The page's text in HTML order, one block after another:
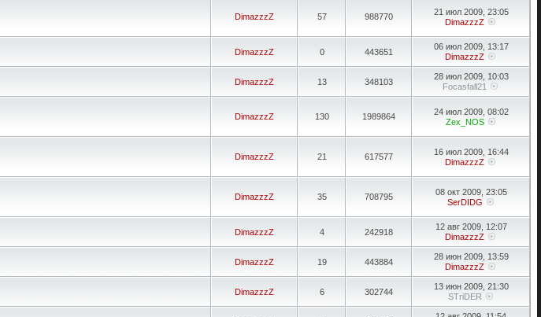
DimazzzZ 57 988770
21 июл 2009, 23:05
DimazzzZ
DimazzzZ 0 443651
06 июл 2009, 13:17
DimazzzZ
DimazzzZ 13 348103
28 июл 2009, 10:03
Focasfall21
DimazzzZ 130 1989864
24 июл 2009, 08:02
Zex_NOS
DimazzzZ 21 617577
16 июл 2009, 16:44
DimazzzZ
DimazzzZ 35 708795
08 окт 2009, 23:05
SerDIDG
DimazzzZ 4 242918
12 авг 2009, 12:07
DimazzzZ
DimazzzZ 19 443884
28 июн 2009, 13:59
DimazzzZ
DimazzzZ 6 302744
13 июн 2009, 21:30
STriDER